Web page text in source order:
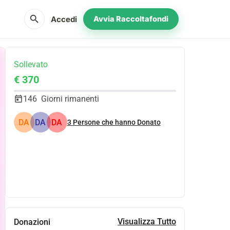
search Accedi Avvia Raccoltafondi
Sollevato
€ 370
146 Giorni rimanenti
DA DA DA 3 Persone che hanno Donato
Donazioni Visualizza Tutto